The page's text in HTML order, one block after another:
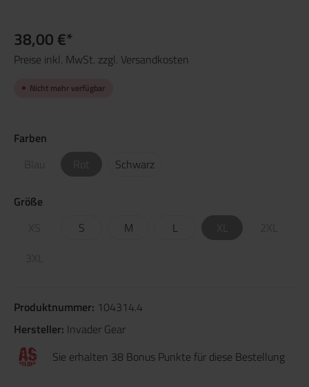
38,00 €*
Preise inkl. MwSt. zzgl. Versandkosten
Nicht mehr verfügbar
Farben
Schwarz
Größe
XS
S M L XL
2XL
3XL
Produktnummer: 104314.4
Hersteller: Invader Gear
Sie erhalten 38 Bonus Punkte für diese Bestellung